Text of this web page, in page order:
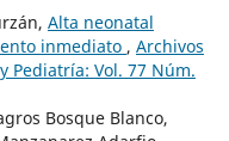
Alta neonatal
inmediato , Archivos
Pediatría: Vol. 77 Núm.
Bosque Blanco,